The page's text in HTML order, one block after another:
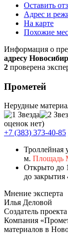
Оставить
Адрес и
На карте
Похожие
Информация о
адресу
2 проверена
Прометей
Нерудные
оценок нет)
+7 (383) 373-40-85
Троллейная
м. Площадь
Открыто до
до
Мнение эксперта
Илья Деловой
Создатель
Компания
материалов в